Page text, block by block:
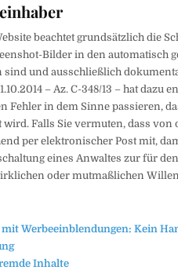
beachtet grundsätzlich die
Bilder in den automatisch
und ausschließlich
– Az. C-348/13 – hat dazu
Fehler in dem Sinne passieren,
Falls Sie vermuten, dass
per elektronischer Post mit,
eines Anwaltes zur für
oder mutmaßlichen
Werbeeinblendungen: Kein
Inhalte